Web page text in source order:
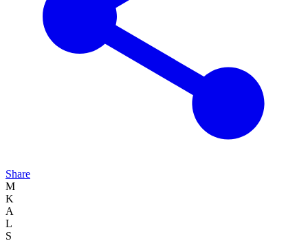
Share
M
K
A
L
S